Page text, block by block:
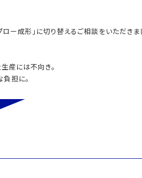
ー成形」に切り替えるご相談をいただきま
産には不向き。
担に。